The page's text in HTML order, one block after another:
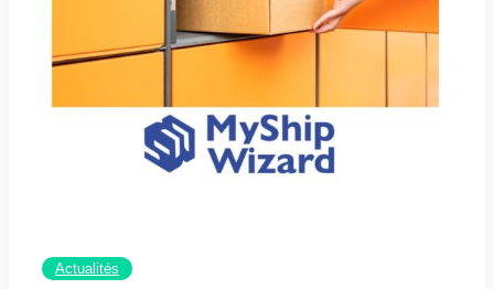
Actualités